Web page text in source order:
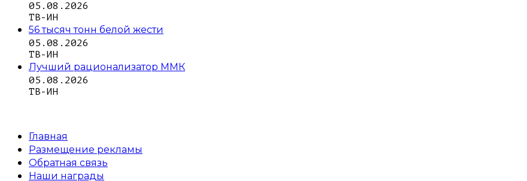
05.08.2026
ТВ-ИН
56 тысяч тонн белой жести
05.08.2026
ТВ-ИН
Лучший рационализатор ММК
05.08.2026
ТВ-ИН
Главная
Размещение рекламы
Обратная связь
Наши награды